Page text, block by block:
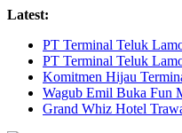
Skip
content
Latest:
PT Terminal Teluk
PT Terminal Teluk
Komitmen Hijau
Wagub Emil Buka Fun
Grand Whiz Hotel